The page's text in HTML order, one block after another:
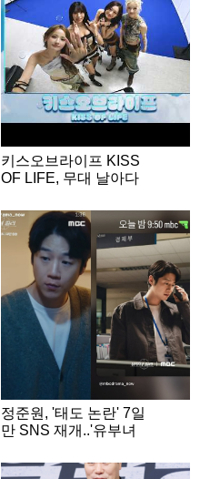
키스오브라이프 KISS
OF LIFE, 무대 날아다
CON 2026 밸런스게
임|‘Would you rather’ g
ame | ENG SUB #ACO
N2026
정준원, '태도 논란' 7일
만 SNS 재개..'유부녀
이슈]